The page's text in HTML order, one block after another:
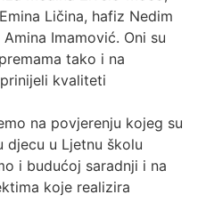
Ličina, hafiz Nedim
Imamović. Oni su
tako i na
kvaliteti
na povjerenju kojeg su
djecu u Ljetnu školu
i budućoj saradnji i na
koje realizira